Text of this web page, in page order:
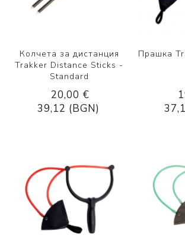
Колчета за дистанция
Trakker Distance Sticks -
Standard
20,00 €
39,12 (BGN)
Прашка